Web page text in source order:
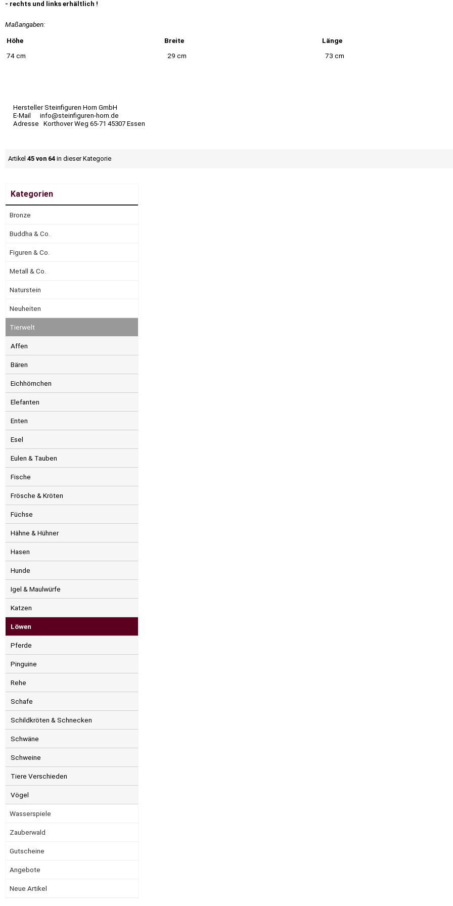
- rechts und links erhältlich !
Maßangaben:
Höhe
Breite
Länge
74 cm
29 cm 73 cm
Hersteller Steinfiguren Horn GmbH
E-Mail info@steinfiguren-horn.de
Adresse Korthover Weg 65-71 45307 Essen
Artikel 45 von 64 in dieser Kategorie
Kategorien
Bronze
Buddha & Co.
Figuren & Co.
Metall & Co.
Naturstein
Neuheiten
Tierwelt
Affen
Bären
Eichhörnchen
Elefanten
Enten
Esel
Eulen & Tauben
Fische
Frösche & Kröten
Füchse
Hähne & Hühner
Hasen
Hunde
Igel & Maulwürfe
Katzen
Löwen
Pferde
Pinguine
Rehe
Schafe
Schildkröten & Schnecken
Schwäne
Schweine
Tiere Verschieden
Vögel
Wasserspiele
Zauberwald
Gutscheine
Angebote
Neue Artikel